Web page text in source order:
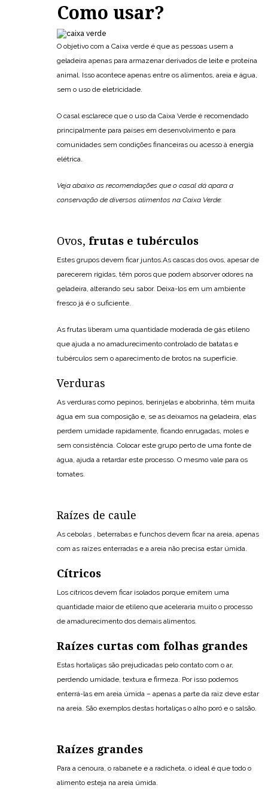
Como usar?
O objetivo com a Caixa verde é que as pessoas usem a
geladeira apenas para armazenar derivados de leite e proteína
animal. Isso acontece apenas entre os alimentos, areia e água,
sem o uso de eletricidade.
O casal esclarece que o uso da Caixa Verde é recomendado
principalmente para países em desenvolvimento e para
comunidades sem condições financeiras ou acesso à energia
elétrica.
Veja abaixo as recomendações que o casal dá apara a
conservação de diversos alimentos na Caixa Verde:
Ovos, frutas e tubérculos
Estes grupos devem ficar juntos.As cascas dos ovos, apesar de
parecerem rígidas, têm poros que podem absorver odores na
geladeira, alterando seu sabor. Deixa-los em um ambiente
fresco já é o suficiente.
As frutas liberam uma quantidade moderada de gás etileno
que ajuda a no amadurecimento controlado de batatas e
tubérculos sem o aparecimento de brotos na superfície.
Verduras
As verduras como pepinos, berinjelas e abobrinha, têm muita
água em sua composição e, se as deixamos na geladeira, elas
perdem umidade rapidamente, ficando enrugadas, moles e
sem consistência. Colocar este grupo perto de uma fonte de
água, ajuda a retardar este processo. O mesmo vale para os
tomates.
Raízes de caule
As cebolas , beterrabas e funchos devem ficar na areia, apenas
com as raízes enterradas e a areia não precisa estar úmida.
Cítricos
Los cítricos devem ficar isolados porque emitem uma
quantidade maior de etileno que aceleraria muito o processo
de amadurecimento dos demais alimentos.
Raízes curtas com folhas grandes
Estas hortaliças são prejudicadas pelo contato com o ar,
perdendo umidade, textura e firmeza. Por isso podemos
enterrá-las em areia úmida – apenas a parte da raiz deve estar
na areia. São exemplos destas hortaliças o alho poró e o salsão.
Raízes grandes
Para a cenoura, o rabanete e a radicheta, o ideal é que todo o
alimento esteja na areia úmida.